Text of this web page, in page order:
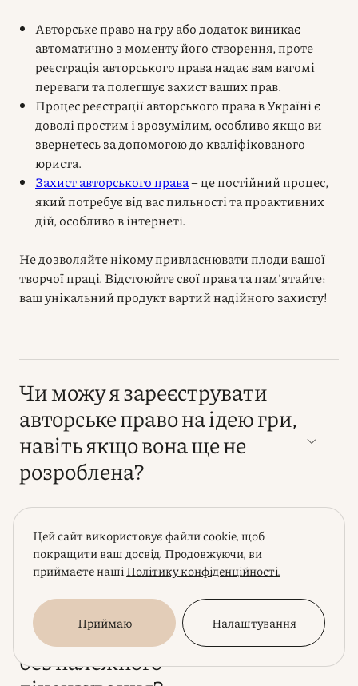
Авторське право на гру або додаток виникає
автоматично з моменту його створення, проте
реєстрація авторського права надає вам вагомі
переваги та полегшує захист ваших прав.
Процес реєстрації авторського права в Україні є
доволі простим і зрозумілим, особливо якщо ви
звернетесь за допомогою до кваліфікованого
юриста.
Захист авторського права– це постійний процес,
який потребує від вас пильності та проактивних
дій, особливо в інтернеті.
Не дозволяйте нікому привласнювати плоди вашої
творчої праці. Відстоюйте свої права та пам’ятайте:
ваш унікальний продукт вартий надійного захисту!
Чи можу я зареєструвати
авторське право на ідею гри,
навіть якщо вона ще не
розроблена?
Які ризики для розробника
гри чи додатку несе
використання чужого коду з
відкритим вихідним кодом
без належного
Цей сайт використовує файли cookie, щоб
покращити ваш досвід. Продовжуючи, ви
приймаєте нашіПолітику конфіденційності.
Приймаю Налаштування